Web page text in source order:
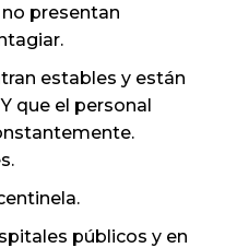
no presentan
estables y están
que el personal
públicos y en